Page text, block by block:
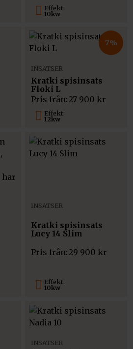
Effekt:
10kw
7%
Effekt:
12kw
INSATSER
Kratki spisinsats
Floki L
Pris från:27 900 kr
Effekt:
10kw
INSATSER
Kratki spisinsats
Lucy 14 Slim
Pris från:29 900 kr
INSATSER